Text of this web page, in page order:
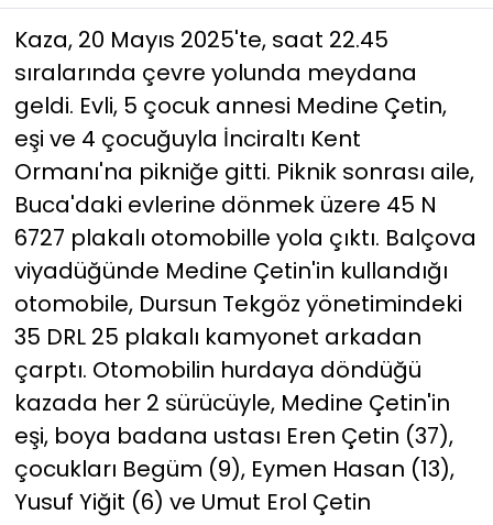
Kaza, 20 Mayıs 2025'te, saat 22.45
sıralarında çevre yolunda meydana
geldi. Evli, 5 çocuk annesi Medine Çetin,
eşi ve 4 çocuğuyla İnciraltı Kent
Ormanı'na pikniğe gitti. Piknik sonrası aile,
Buca'daki evlerine dönmek üzere 45 N
6727 plakalı otomobille yola çıktı. Balçova
viyadüğünde Medine Çetin'in kullandığı
otomobile, Dursun Tekgöz yönetimindeki
35 DRL 25 plakalı kamyonet arkadan
çarptı. Otomobilin hurdaya döndüğü
kazada her 2 sürücüyle, Medine Çetin'in
eşi, boya badana ustası Eren Çetin (37),
çocukları Begüm (9), Eymen Hasan (13),
Yusuf Yiğit (6) ve Umut Erol Çetin
YEREL POLİTİKA
YEREL YÖNETİMLER
Yurt